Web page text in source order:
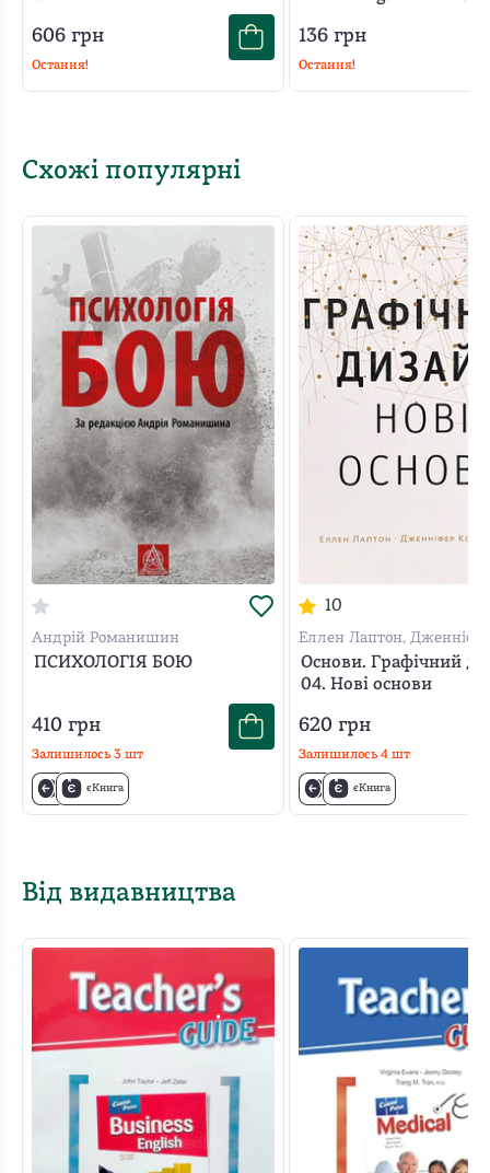
606 грн
Остання!
136грн
Остання!
Схожі популярні
Андрій Романишин
ПСИХОЛОГІЯ БОЮ
410 грн
Залишилось 3 шт
єКнига
10
Еллен Лаптон,
Філліпс
Основи. Графічний
04. Нові основи
620грн
Залишилось 4шт
єКнига
Від видавництва